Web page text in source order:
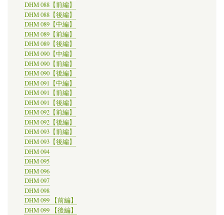
DHM 088【前編】
DHM 088【後編】
DHM 089【中編】
DHM 089【前編】
DHM 089【後編】
DHM 090【中編】
DHM 090【前編】
DHM 090【後編】
DHM 091【中編】
DHM 091【前編】
DHM 091【後編】
DHM 092【前編】
DHM 092【後編】
DHM 093【前編】
DHM 093【後編】
DHM 094
DHM 095
DHM 096
DHM 097
DHM 098
DHM 099 【前編】
DHM 099 【後編】